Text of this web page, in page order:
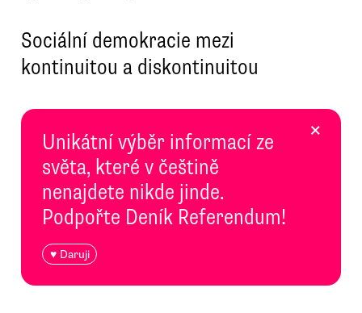
Sociální demokracie mezi
kontinuitou a diskontinuitou
Unikátní výběr informací ze
světa, které v češtině
nenajdete nikde jinde.
Podpořte Deník Referendum!
♥ Daruji
×